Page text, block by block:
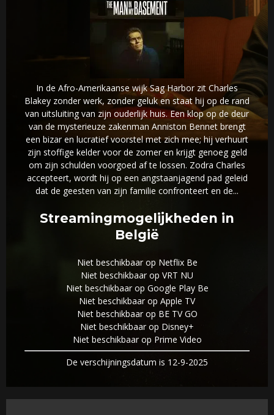
In de Afro-Amerikaanse wijk Sag Harbor zit Charles
Blakey zonder werk, zonder geluk en staat hij op de rand
van uitsluiting van zijn ouderlijk huis. Een klop op de deur
van de mysterieuze zakenman Anniston Bennet brengt
een bizar en lucratief voorstel met zich mee; hij verhuurt
zijn stoffige kelder voor de zomer en krijgt genoeg geld
om zijn schulden voorgoed af te lossen. Zodra Charles
accepteert, wordt hij op een angstaanjagend pad geleid
dat de geesten van zijn familie confronteert en de...
Streamingmogelijkheden in
België
Niet beschikbaar op Netflix Be
Niet beschikbaar op VRT NU
Niet beschikbaar op Google Play Be
Niet beschikbaar op Apple TV
Niet beschikbaar op BE TV GO
Niet beschikbaar op Disney+
Niet beschikbaar op Prime Video
De verschijningsdatum is 12-9-2025